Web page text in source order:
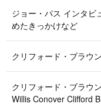
ジョー・パス インタビ
めたきっかけなど
クリフォード・ブラウ
クリフォード・ブラウ
Willis Conover Clifford